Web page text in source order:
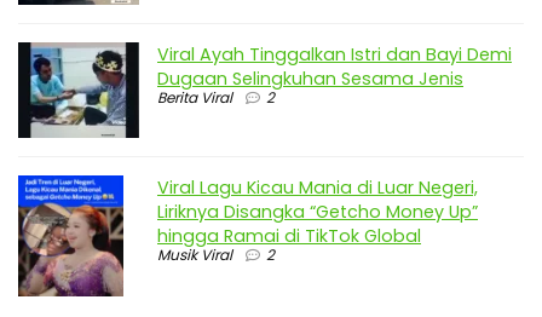
Viral Ayah Tinggalkan Istri dan Bayi Demi
Dugaan Selingkuhan Sesama Jenis
Berita Viral 2
Viral Lagu Kicau Mania di Luar Negeri,
Liriknya Disangka “Getcho Money Up”
hingga Ramai di TikTok Global
Musik Viral 2